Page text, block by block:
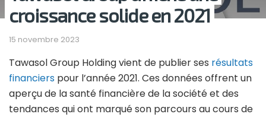
croissance solide en 2021
15 novembre 2023
Tawasol Group Holding vient de publier ses résultats
financiers pour l’année 2021. Ces données offrent un
aperçu de la santé financière de la société et des
tendances qui ont marqué son parcours au cours de